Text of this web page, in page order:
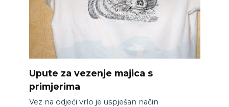
Upute za vezenje majica s
primjerima
Vez na odjeći vrlo je uspješan način